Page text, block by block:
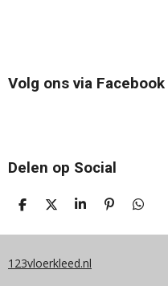
Volg ons via Facebook
Delen op Social
D
L
N
D
E
S
A
E
P
N
D
L
123vloerkleed.nl